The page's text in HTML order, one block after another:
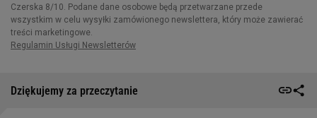
Dziękujemy za przeczytanie